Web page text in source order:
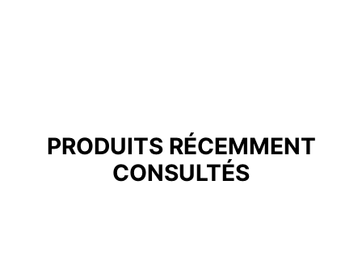
PRODUITS RÉCEMMENT
CONSULTÉS